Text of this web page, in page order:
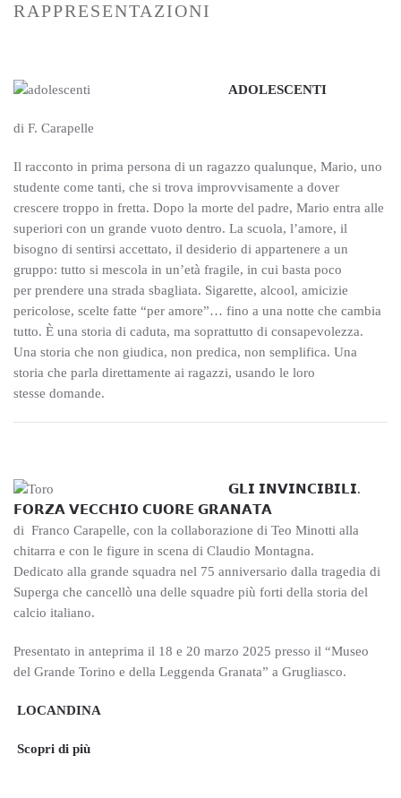
RAPPRESENTAZIONI
ADOLESCENTI
di F. Carapelle
Il racconto in prima persona di un ragazzo qualunque, Mario, uno
studente come tanti, che si trova improvvisamente a dover
crescere troppo in fretta. Dopo la morte del padre, Mario entra alle
superiori con un grande vuoto dentro. La scuola, l’amore, il
bisogno di sentirsi accettato, il desiderio di appartenere a un
gruppo: tutto si mescola in un’età fragile, in cui basta poco
per prendere una strada sbagliata. Sigarette, alcool, amicizie
pericolose, scelte fatte “per amore”… fino a una notte che cambia
tutto. È una storia di caduta, ma soprattutto di consapevolezza.
Una storia che non giudica, non predica, non semplifica. Una
storia che parla direttamente ai ragazzi, usando le loro
stesse domande.
𝗚𝗟𝗜 𝗜𝗡𝗩𝗜𝗡𝗖𝗜𝗕𝗜𝗟𝗜.
𝗙𝗢𝗥𝗭𝗔 𝗩𝗘𝗖𝗖𝗛𝗜𝗢 𝗖𝗨𝗢𝗥𝗘 𝗚𝗥𝗔𝗡𝗔𝗧𝗔
di Franco Carapelle, con la collaborazione di Teo Minotti alla
chitarra e con le figure in scena di Claudio Montagna.
Dedicato alla grande squadra nel 75 anniversario dalla tragedia di
Superga che cancellò una delle squadre più forti della storia del
calcio italiano.
Presentato in anteprima il 18 e 20 marzo 2025 presso il “Museo
del Grande Torino e della Leggenda Granata” a Grugliasco.
LOCANDINA
Scopri di più